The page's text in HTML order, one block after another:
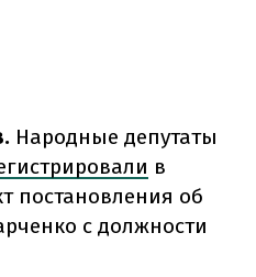
Народные депутаты
в
постановления об
с должности